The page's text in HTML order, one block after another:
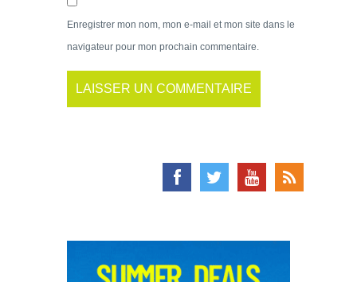
Enregistrer mon nom, mon e-mail et mon site dans le
navigateur pour mon prochain commentaire.